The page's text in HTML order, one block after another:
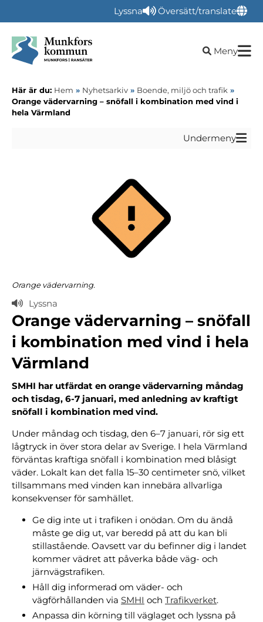
Lyssna Översätt/translate
Öppna
Meny
Här är du: Hem » Nyhetsarkiv » Boende, miljö och trafik »
Orange vädervarning – snöfall i kombination med vind i
hela Värmland
Undermeny
Orange vädervarning.
Lyssna
Orange vädervarning – snöfall
i kombination med vind i hela
Värmland
SMHI har utfärdat en orange vädervarning måndag
och tisdag, 6-7 januari, med anledning av kraftigt
snöfall i kombination med vind.
Under måndag och tisdag, den 6–7 januari, rör sig ett
lågtryck in över stora delar av Sverige. I hela Värmland
förväntas kraftiga snöfall i kombination med blåsigt
väder. Lokalt kan det falla 15–30 centimeter snö, vilket
tillsammans med vinden kan innebära allvarliga
konsekvenser för samhället.
Ge dig inte ut i trafiken i onödan. Om du ändå
måste ge dig ut, var beredd på att du kan bli
stillastående. Oavsett var du befinner dig i landet
kommer vädret att påverka både väg- och
järnvägstrafiken.
Håll dig informerad om väder- och
vägförhållanden via SMHI och Trafikverket.
Anpassa din körning till väglaget och lyssna på